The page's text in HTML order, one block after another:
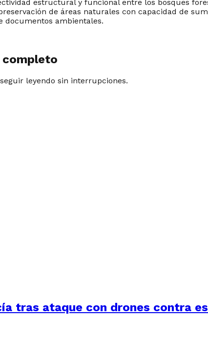
estructural y funcional entre los bosques
de áreas naturales con capacidad de
documentos ambientales.
completo
leyendo sin interrupciones.
tras ataque con drones contra